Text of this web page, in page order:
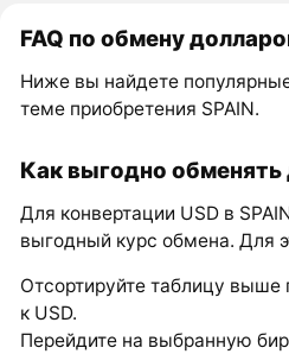
FAQ по обмену
Ниже вы найдете
теме приобретения SPAIN.
Как выгодно обменять
Для конвертации USD в
выгодный курс обмена. Для
Отсортируйте таблицу выше
к USD.
Перейдите на выбранную